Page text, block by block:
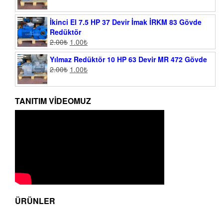
İkinci El 7.5 HP 37 Devir İmak İRKM 83 Gövde
Redüktör
2.00₺ 1.00₺
Yılmaz Redüktör 10 HP 63 Devir MR 472 Gövde
2.00₺ 1.00₺
TANITIM VIDEOMUZ
ÜRÜNLER